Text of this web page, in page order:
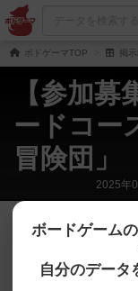
ボドゲーマTOP 掲示
【参加
ードコー
冒険団」
2025年
【
コ
ボードゲーム
自分のデータ